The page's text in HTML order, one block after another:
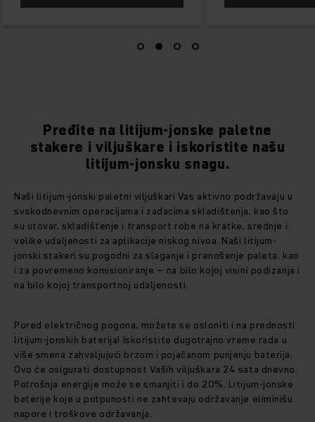
Pređite na litijum-jonske paletne
stakere i viljuškare i iskoristite našu
litijum-jonsku snagu.
Naši litijum-jonski paletni viljuškari Vas aktivno podržavaju u
svakodnevnim operacijama i zadacima skladištenja, kao što
su utovar, skladištenje i transport robe na kratke, srednje i
velike udaljenosti za aplikacije niskog nivoa. Naši litijum-
jonski stakeri su pogodni za slaganje i prenošenje paleta, kao
i za povremeno komisioniranje – na bilo kojoj visini podizanja i
na bilo kojoj transportnoj udaljenosti.
Pored električnog pogona, možete se osloniti i na prednosti
litijum-jonskih baterija! Iskoristite dugotrajno vreme rada u
više smena zahvaljujući brzom i pojačanom punjenju baterija.
Ovo će osigurati dostupnost Vaših viljuškara 24 sata dnevno.
Potrošnja energije može se smanjiti i do 20%. Litijum-jonske
baterije koje u potpunosti ne zahtevaju održavanje eliminišu
napore i troškove održavanja.